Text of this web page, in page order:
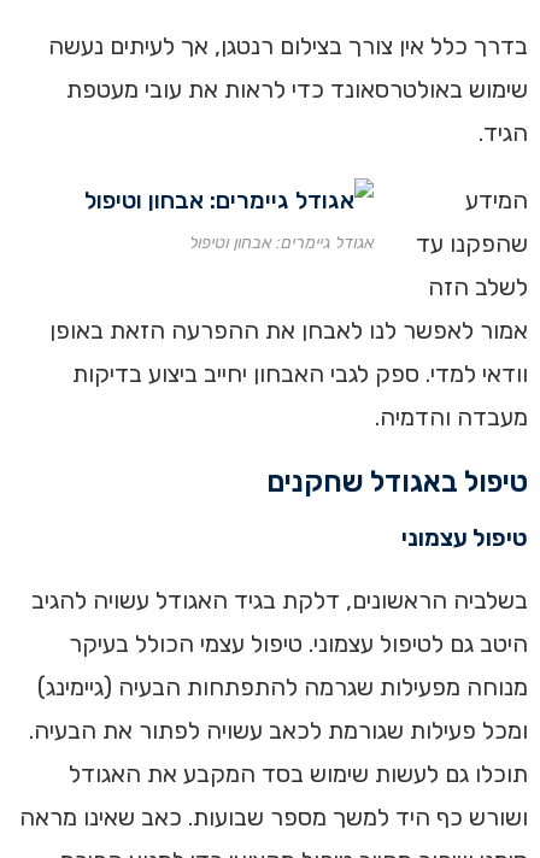
בדרך כלל אין צורך בצילום רנטגן, אך לעיתים נעשה
שימוש באולטרסאונד כדי לראות את עובי מעטפת
הגיד.
אגודל גיימרים: אבחון וטיפול
המידע
שהפקנו עד
לשלב הזה
אמור לאפשר לנו לאבחן את ההפרעה הזאת באופן
וודאי למדי. ספק לגבי האבחון יחייב ביצוע בדיקות
מעבדה והדמיה.
טיפול באגודל שחקנים
טיפול עצמוני
בשלביה הראשונים, דלקת בגיד האגודל עשויה להגיב
היטב גם לטיפול עצמוני. טיפול עצמי הכולל בעיקר
מנוחה מפעילות שגרמה להתפתחות הבעיה (גיימינג)
ומכל פעילות שגורמת לכאב עשויה לפתור את הבעיה.
תוכלו גם לעשות שימוש בסד המקבע את האגודל
ושורש כף היד למשך מספר שבועות. כאב שאינו מראה